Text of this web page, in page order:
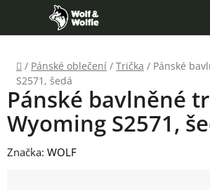
obsah
Domů
/ Pánské oblečení / Trička / Pánské
S2571, šedá
Pánské bavlněné
Wyoming S2571,
Značka: WOLF